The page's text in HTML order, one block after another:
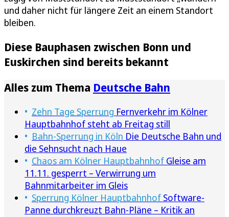
und daher nicht für längere Zeit an einem Standort
bleiben.
Diese Bauphasen zwischen Bonn und
Euskirchen sind bereits bekannt
Alles zum Thema Deutsche Bahn
Zehn Tage Sperrung Fernverkehr im Kölner
Hauptbahnhof steht ab Freitag still
Bahn-Sperrung in Köln Die Deutsche Bahn und
die Sehnsucht nach Haue
Chaos am Kölner Hauptbahnhof Gleise am
11.11. gesperrt – Verwirrung um
Bahnmitarbeiter im Gleis
Sperrung Kölner Hauptbahnhof Software-
Panne durchkreuzt Bahn-Pläne – Kritik an